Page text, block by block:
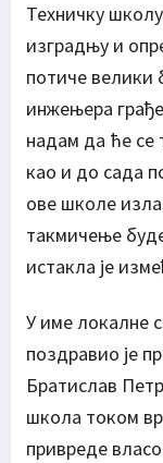
Техничку
изградњу и
потиче велики
инжењера
надам да ће се
као и до сада
ове школе
такмичење
истакла је
У име локалне
поздравио је
Братислав
школа током
привреде